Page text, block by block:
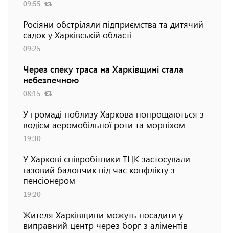
09:55
Росіяни обстріляли підприємства та дитячий
садок у Харківській області
09:25
Через спеку траса на Харківщині стала
небезпечною
08:15
У громаді поблизу Харкова попрощаються з
водієм аеромобільної роти та морпіхом
19:30
У Харкові співробітники ТЦК застосували
газовий балончик під час конфлікту з
пенсіонером
19:20
Жителя Харківщини можуть посадити у
виправний центр через борг з аліментів